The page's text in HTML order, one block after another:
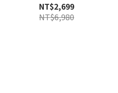
NT$2,699
NT$6,980